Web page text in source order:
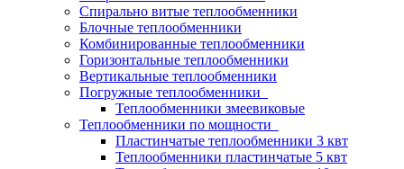
Спирально витые теплообменники
Блочные теплообменники
Комбинированные теплообменники
Горизонтальные теплообменники
Вертикальные теплообменники
Погружные теплообменники
Теплообменники змеевиковые
Теплообменники по мощности
Пластинчатые теплообменники 3 квт
Теплообменники пластинчатые 5 квт